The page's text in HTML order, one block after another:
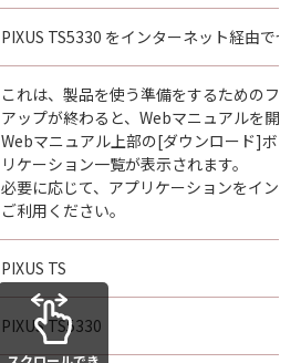
PIXUS TS5330 をインターネット経由でセ
これは、製品を使う準備をするためのフ
アップが終わると、Webマニュアルを開き
Webマニュアル上部の[ダウンロード]ボタ
リケーション一覧が表示されます。
必要に応じて、アプリケーションをイン
ご利用ください。
PIXUS TS
PIXUS TS5330